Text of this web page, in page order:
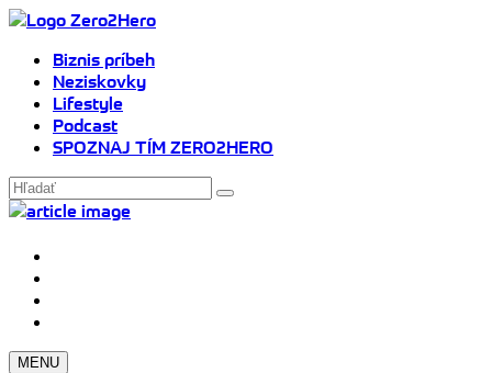
Biznis príbeh
Neziskovky
Lifestyle
Podcast
SPOZNAJ TÍM ZERO2HERO
MENU